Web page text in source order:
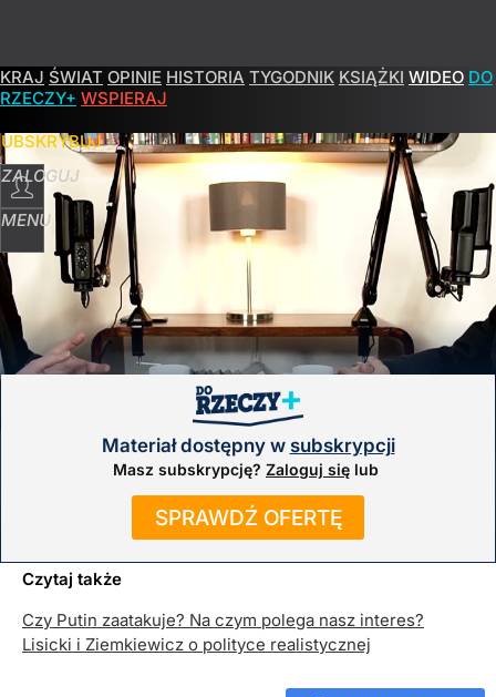
KRAJ ŚWIAT OPINIE HISTORIA TYGODNIK KSIĄŻKI WIDEO DO
RZECZY+ WSPIERAJ
ZALOGUJ
MENU
POPULARNE PROGRAMY
Odcinek 54
17:00
Więcej informacji na portalu www.dorzeczy.pl
Czytaj także
Czy Putin zaatakuje? Na czym polega nasz interes?
Lisicki i Ziemkiewicz o polityce realistycznej
Materiał dostępny w subskrypcji
Masz subskrypcję? Zaloguj się lub
SPRAWDŹ OFERTĘ